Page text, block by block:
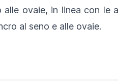
ovaie, in linea con le
al seno e alle ovaie.